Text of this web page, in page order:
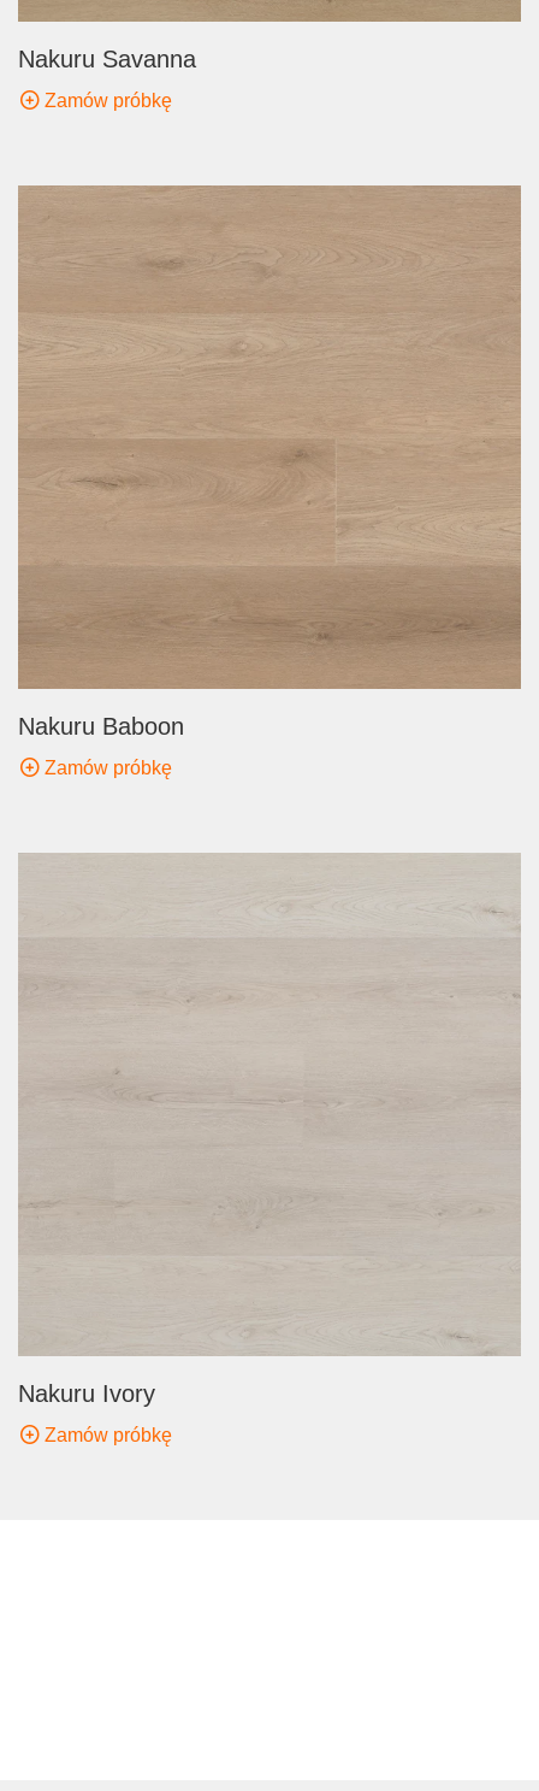
Nakuru Savanna
Zamów próbkę
Nakuru Baboon
Zamów próbkę
Nakuru Ivory
Zamów próbkę